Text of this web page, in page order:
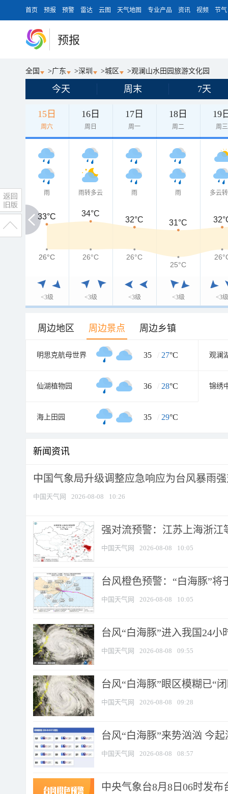
首页 预报 预警 雷达 云图 天气地图 专业产品 资讯 视频 节气
预报
全国 >广东 >深圳 >城区 >观澜山水田园旅游文化园
今天 周末 7天
15日
周六
16日
周日
17日
周一
18日
周二
19
周三
雨
<3级
雨转多云
<3级
雨
<3级
雨
<3级
多云
<3级
33°C
33°C 34°C
32°C 31°C
26°C
26°C 26°C
26°C
25°C
周边地区 周边景点 周边乡镇
明思克航母世界 35 / 27°C
仙湖植物园 36 / 28°C 锦绣
海上田园 35 / 29°C
新闻资讯
中国气象局升级调整应急响应为台风暴雨
中国天气网 2026-08-08 10:26
强对流预警：江苏上海浙江
中国天气网 2026-08-08 10:05
台风橙色预警：“白海豚”将
中国天气网 2026-08-08 10:05
台风“白海豚”进入我国24
中国天气网 2026-08-08 09:55
台风“白海豚”眼区模糊已“
中国天气网 2026-08-08 09:28
台风“白海豚”来势汹汹 今
中国天气网 2026-08-08 08:57
中央气象台8月8日06时发布